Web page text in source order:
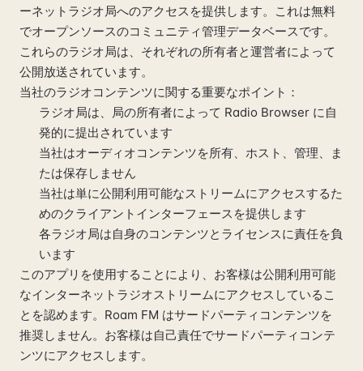
ーネットラジオ局へのアクセスを提供します。これは無料
でオープンソースのコミュニティ管理データベースです。
これらのラジオ局は、それぞれの所有者と運営者によって
公開放送されています。
当社のラジオコンテンツに関する重要なポイント：
ラジオ局は、局の所有者によって Radio Browser に自
発的に提出されています
当社はオーディオコンテンツを所有、ホスト、管理、ま
たは保存しません
当社は単に公開利用可能なストリームにアクセスするた
めのクライアントインターフェースを提供します
各ラジオ局は自身のコンテンツとライセンスに責任を負
います
このアプリを使用することにより、お客様は公開利用可能
なインターネットラジオストリームにアクセスしているこ
とを認めます。Roam FM はサードパーティコンテンツを
推奨しません。お客様は自己責任でサードパーティコンテ
ンツにアクセスします。